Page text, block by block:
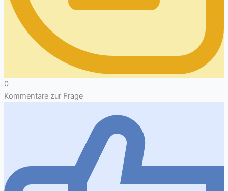
0
Kommentare zur Frage